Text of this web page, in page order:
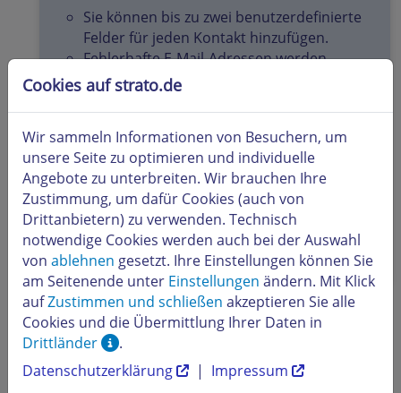
Sie können bis zu zwei benutzerdefinierte
Felder für jeden Kontakt hinzufügen.
Fehlerhafte E-Mail-Adressen werden
automatisch erkannt und nicht importiert.
herunterladen, um eine kompatible CSV-
Datei zu erstellen.
Kontakte, die sich von der Liste
abgemeldet haben, können nicht erneut
hinzugefügt werden.
Kontakte, die im E-Mail-Marketing blockiert
sind, bleiben auch beim erneuten Import
weiterhin blockiert.
Geben Sie an, ob bereits eine
Werbeerlaubnis oder
Zustimmung
zum Einzelnutzer-Tracking besteht,
und setzen Sie das Häkchen
unterEinzelnutzertracking.
Cookies auf strato.de
Wir sammeln Informationen von Besuchern, um
unsere Seite zu optimieren und individuelle
Angebote zu unterbreiten. Wir brauchen Ihre
Zustimmung, um dafür Cookies (auch von
Drittanbietern) zu verwenden. Technisch
notwendige Cookies werden auch bei der Auswahl
von ablehnen gesetzt. Ihre Einstellungen können Sie
am Seitenende unter Einstellungen ändern. Mit Klick
aufZustimmen und schließen akzeptieren Sie alle
Cookies und die Übermittlung Ihrer Daten in
Drittländer
.
Datenschutzerklärung
| Impressum